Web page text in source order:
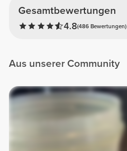
Gesamtbewertungen
4.8(486 Bewertungen)
Aus unserer Community